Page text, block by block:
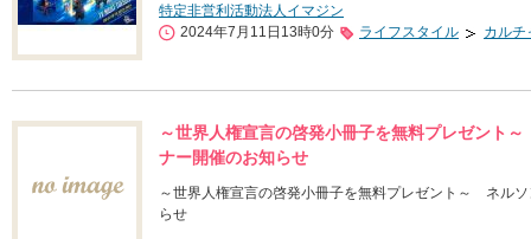
特定非営利活動法人イマジン
2024年7月11日13時0分
ライフスタイル カルチ
～世界人権宣言の啓発小冊子を無料プレゼント
ナー開催のお知らせ
～世界人権宣言の啓発小冊子を無料プレゼント～ ネル
らせ